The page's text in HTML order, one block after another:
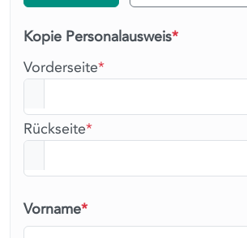
Kopie Personalausweis*
Vorderseite*
Rückseite*
Vorname*